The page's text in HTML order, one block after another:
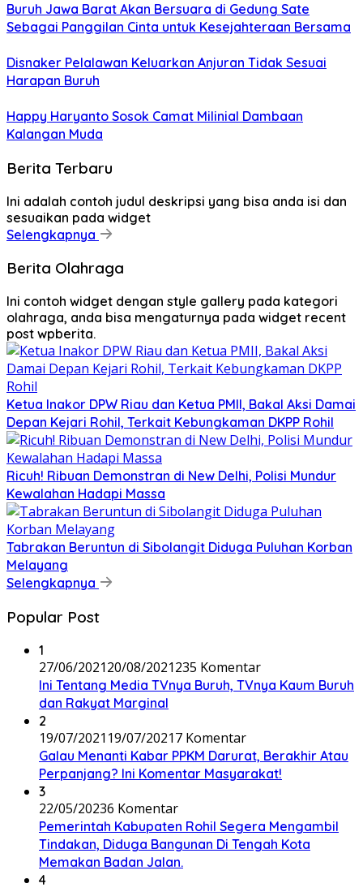
Buruh Jawa Barat Akan Bersuara di Gedung Sate
Sebagai Panggilan Cinta untuk Kesejahteraan Bersama
Disnaker Pelalawan Keluarkan Anjuran Tidak Sesuai
Harapan Buruh
Happy Haryanto Sosok Camat Milinial Dambaan
Kalangan Muda
Berita Terbaru
Ini adalah contoh judul deskripsi yang bisa anda isi dan
sesuaikan pada widget
Selengkapnya
Berita Olahraga
Ini contoh widget dengan style gallery pada kategori
olahraga, anda bisa mengaturnya pada widget recent
post wpberita.
Ketua Inakor DPW Riau dan Ketua PMII, Bakal Aksi Damai
Depan Kejari Rohil, Terkait Kebungkaman DKPP Rohil
Ricuh! Ribuan Demonstran di New Delhi, Polisi Mundur
Kewalahan Hadapi Massa
Tabrakan Beruntun di Sibolangit Diduga Puluhan Korban
Melayang
Selengkapnya
Popular Post
1
27/06/202120/08/2021235 Komentar
Ini Tentang Media TVnya Buruh, TVnya Kaum Buruh
dan Rakyat Marginal
2
19/07/2021 19/07/20217 Komentar
Galau Menanti Kabar PPKM Darurat, Berakhir Atau
Perpanjang? Ini Komentar Masyarakat!
3
22/05/20236 Komentar
Pemerintah Kabupaten Rohil Segera Mengambil
Tindakan, Diduga Bangunan Di Tengah Kota
Memakan Badan Jalan.
4